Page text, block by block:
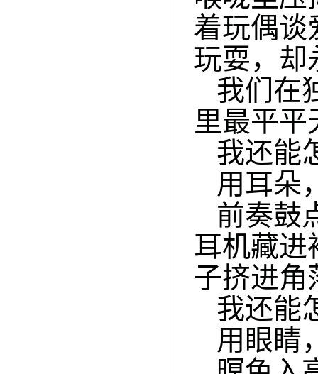
着玩偶谈
玩耍，却
我们在
里最平平
我还能
用耳朵
前奏鼓
耳机藏进
子挤进角
我还能
用眼睛